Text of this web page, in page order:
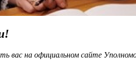
вас на официальном сайте